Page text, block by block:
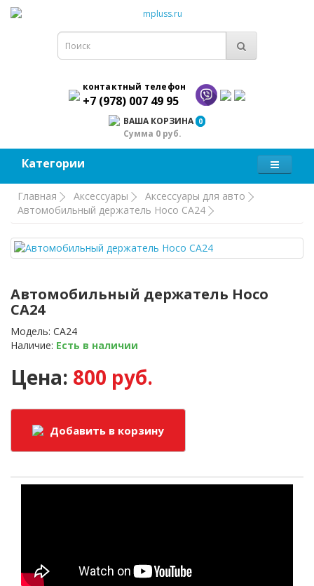
контактный телефон
+7 (978) 007 49 95
ВАША КОРЗИНА 0
Сумма 0 руб.
Категории
Главная Аксессуары
Аксессуары для авто
Автомобильный держатель Hoco CA24
Автомобильный держатель Hoco
CA24
Модель: CA24
Наличие: Есть в наличии
Цена: 800 руб.
Добавить в корзину